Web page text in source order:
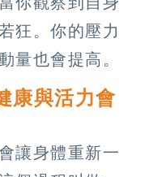
狂。你的壓力
量也會提高。
康與活力會
讓身體重新一